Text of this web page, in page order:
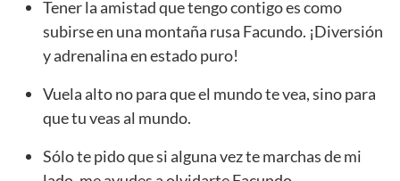
Tener la amistad que tengo contigo es como
subirse en una montaña rusa Facundo. ¡Diversión
y adrenalina en estado puro!
Vuela alto no para que el mundo te vea, sino para
que tu veas al mundo.
Sólo te pido que si alguna vez te marchas de mi